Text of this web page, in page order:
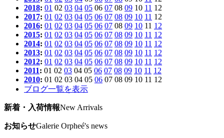
2018: 01 02 03 04 05 06 07 08 09 10 11 12
2017: 01 02 03 04 05 06 07 08 09 10 11 12
2016: 01 02 03 04 05 06 07 08 09 10 11 12
2015: 01 02 03 04 05 06 07 08 09 10 11 12
2014: 01 02 03 04 05 06 07 08 09 10 11 12
2013: 01 02 03 04 05 06 07 08 09 10 11 12
2012: 01 02 03 04 05 06 07 08 09 10 11 12
2011: 01 02 03 04 05 06 07 08 09 10 11 12
2010: 01 02 03 04 05 06 07 08 09 10 11 12
ブログ一覧を表示
新着・入荷情報New Arrivals
お知らせGalerie Orpheé's news